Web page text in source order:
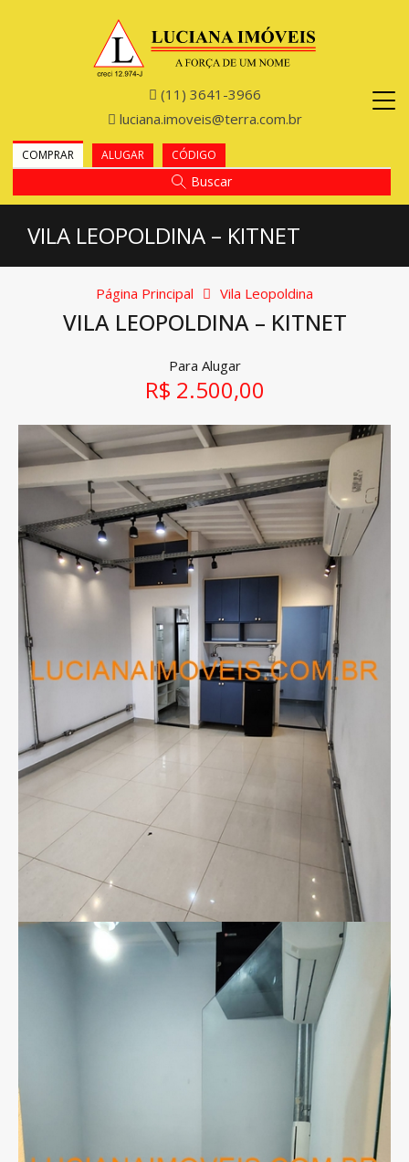
(11) 3641-3966
luciana.imoveis@terra.com.br
COMPRAR ALUGAR CÓDIGO
Buscar
VILA LEOPOLDINA – KITNET
Página Principal Vila Leopoldina
VILA LEOPOLDINA – KITNET
Para Alugar
R$ 2.500,00